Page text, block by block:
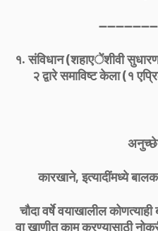
१. संविधान (शहाएेंशीवी
२ द्वारे समाविष्ट केला (१
कारखाने, इत्यादींमध्ये
चौदा वर्षे वयाखालील
वा खाणीत काम करण्यासाठी